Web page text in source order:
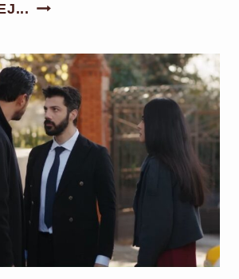
PANNA
167:
CIHAN
PORYWA
I
WIĘZI
MELIHA!
HANCER
BIERZE